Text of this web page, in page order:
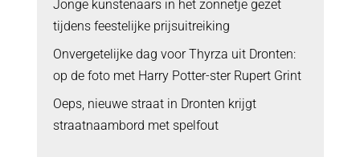
Jonge kunstenaars in het zonnetje gezet
tijdens feestelijke prijsuitreiking
Onvergetelijke dag voor Thyrza uit Dronten:
op de foto met Harry Potter-ster Rupert Grint
Oeps, nieuwe straat in Dronten krijgt
straatnaambord met spelfout